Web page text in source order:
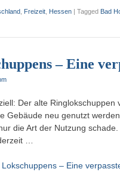
Freizeit Hessen | Tagged Bad
– Eine
Der alte
Gebäude neu genutzt
die Art der Nutzung
…
– Eine